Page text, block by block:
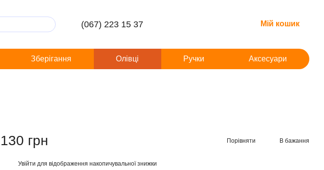
(067) 223 15 37 Мій кошик
Зберігання Олівці Ручки Аксесуари
130 грн Порівняти В бажання
Увійти для відображення накопичувальної знижки